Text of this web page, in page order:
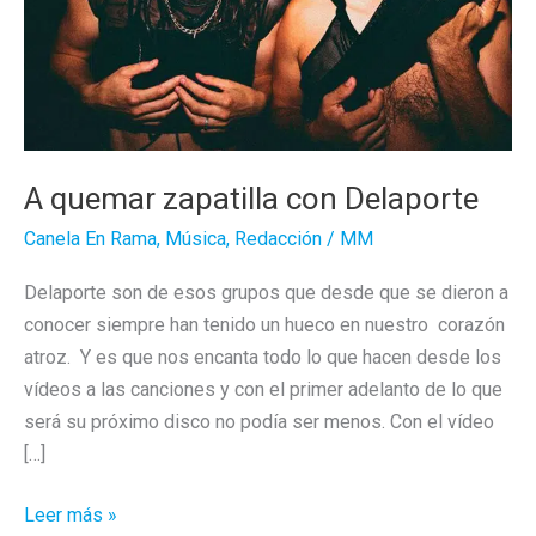
A quemar zapatilla con Delaporte
Canela En Rama, Música, Redacción / MM
Delaporte son de esos grupos que desde que se dieron a
conocer siempre han tenido un hueco en nuestro corazón
atroz. Y es que nos encanta todo lo que hacen desde los
vídeos a las canciones y con el primer adelanto de lo que
será su próximo disco no podía ser menos. Con el vídeo
ALeer más »